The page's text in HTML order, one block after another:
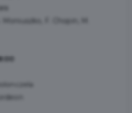
F. Chopin, M.